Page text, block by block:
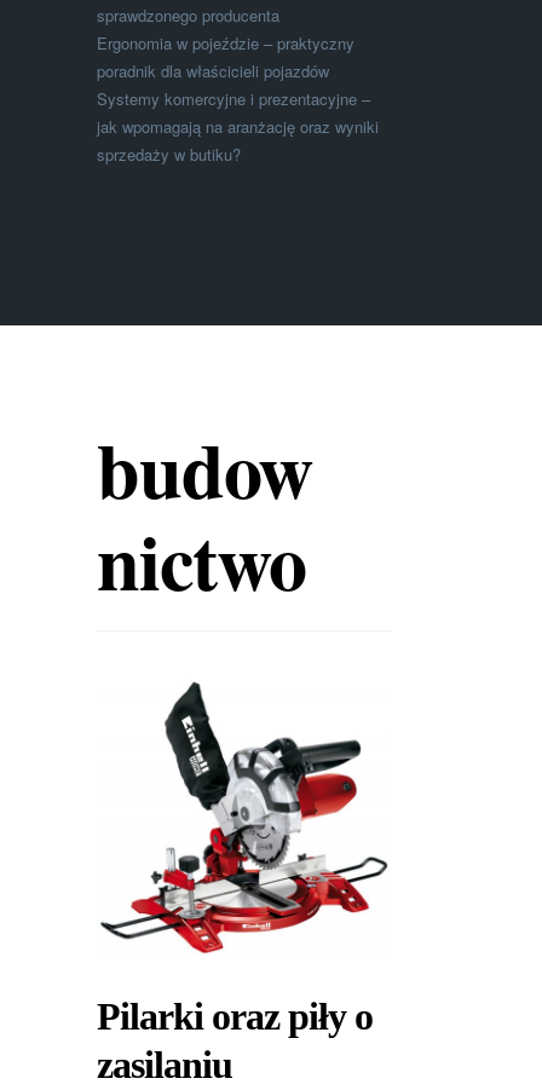
sprawdzonego producenta
Ergonomia w pojeździe – praktyczny
poradnik dla właścicieli pojazdów
Systemy komercyjne i prezentacyjne –
jak wpomagają na aranżację oraz wyniki
sprzedaży w butiku?
budow
nictwo
Pilarki oraz piły o
zasilaniu